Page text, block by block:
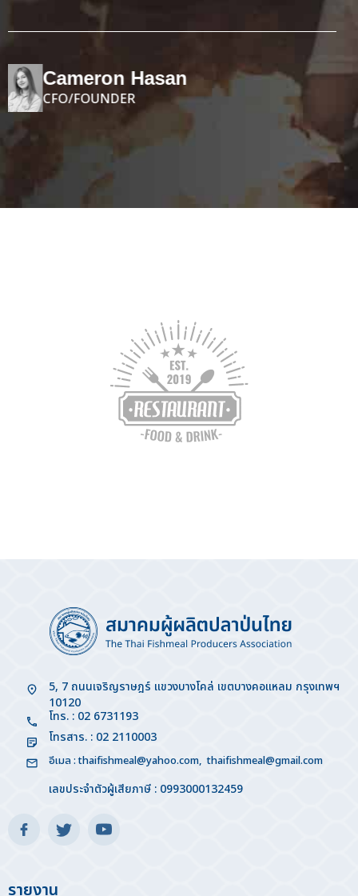
Cameron Hasan
CFO/FOUNDER
5, 7 ถนนเจริญราษฎร์ แขวงบางโคล่ เขตบางคอแหลม กรุงเทพฯ
10120
โทร. : 02 6731193
โทรสาร. : 02 2110003
อีเมล :thaifishmeal@yahoo.com,thaifishmeal@gmail.com
เลขประจำตัวผู้เสียภาษี : 0993000132459
รายงาน